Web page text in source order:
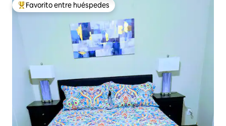
Favorito entre huéspedes preferido
Favorito entre huéspedes